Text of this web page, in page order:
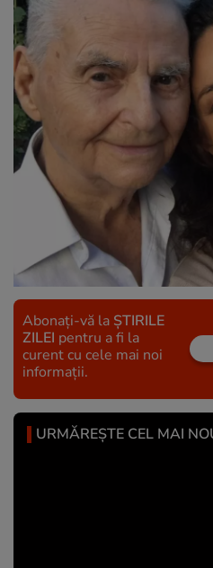
Abonați-vă la ȘTIRILE
ZILEI pentru a fi la
curent cu cele mai noi
informații.
URMĂREȘTE CEL MAI